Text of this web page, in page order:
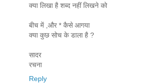
क्या लिखा है शब्द नहीं लिखने को
बीच में ,और * कैसे आगया
क्या कुछ सोच के डाला है ?
सादर
रचना
Reply